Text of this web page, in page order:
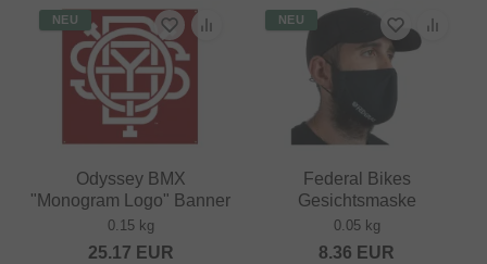
NEU
Odyssey BMX
"Monogram Logo" Banner
0.15 kg
25.17 EUR
NEU
Federal Bikes
Gesichtsmaske
0.05 kg
8.36 EUR